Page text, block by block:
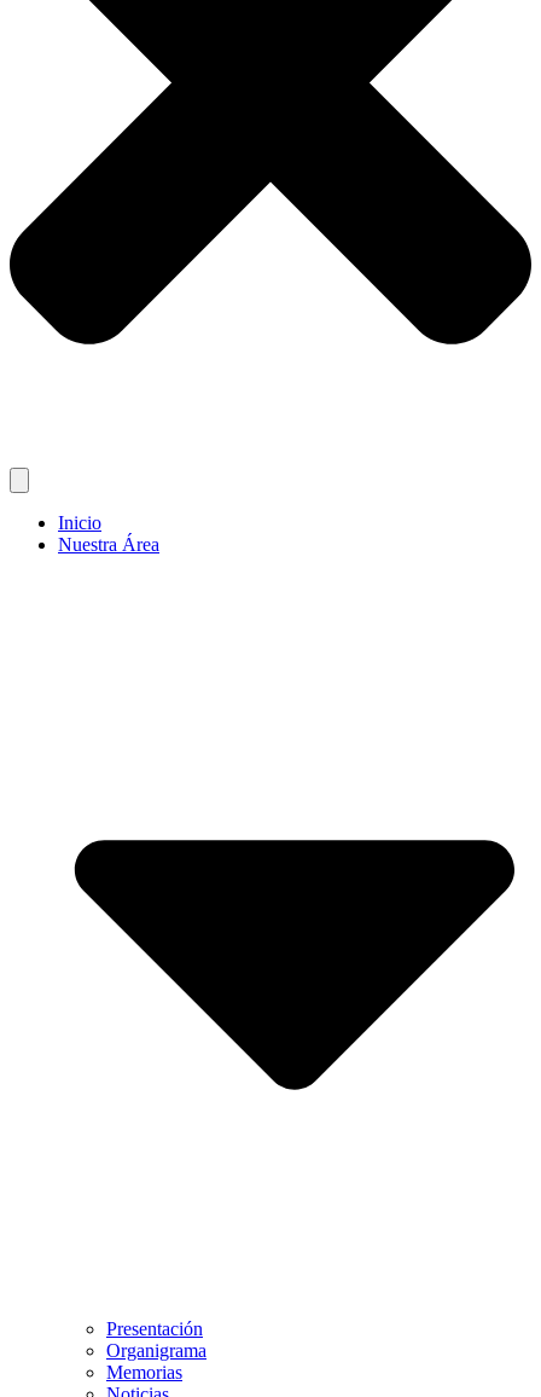
Inicio
Nuestra Área
Presentación
Organigrama
Memorias